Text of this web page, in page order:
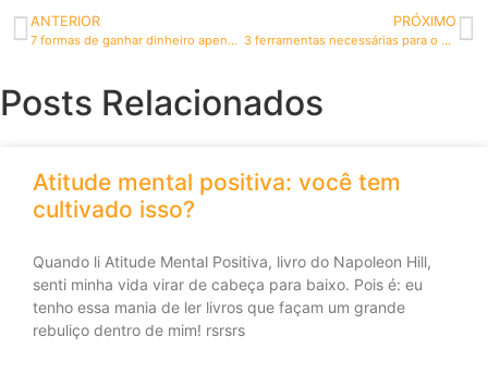
ANTERIOR
7 formas de ganhar dinheiro apenas com sua lista de e-mails
PRÓXIMO
3 ferramentas necessárias para o afiliado de alto rendimento
Posts Relacionados
Atitude mental positiva: você tem
cultivado isso?
Quando li Atitude Mental Positiva, livro do Napoleon Hill,
senti minha vida virar de cabeça para baixo. Pois é: eu
tenho essa mania de ler livros que façam um grande
rebuliço dentro de mim! rsrsrs